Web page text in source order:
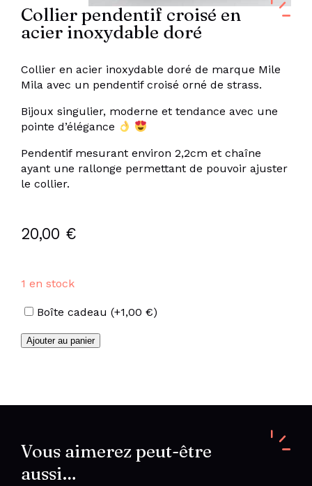
Collier pendentif croisé en
acier inoxydable doré
Collier en acier inoxydable doré de marque Mile
Mila avec un pendentif croisé orné de strass.
Bijoux singulier, moderne et tendance avec une
pointe d’élégance
Pendentif mesurant environ 2,2cm et chaîne
ayant une rallonge permettant de pouvoir ajuster
le collier.
20,00 €
1 en stock
Options
Boîte cadeau (+1,00 €)
quantité
en
doré
Ajouter au panier
Vous aimerez peut-être
aussi…